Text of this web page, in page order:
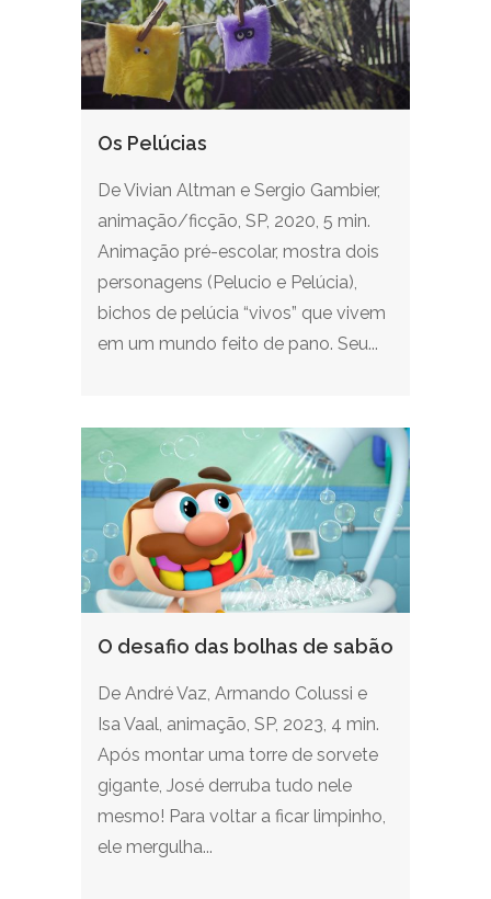
Os Pelúcias
De Vivian Altman e Sergio Gambier,
animação/ficção, SP, 2020, 5 min.
Animação pré-escolar, mostra dois
personagens (Pelucio e Pelúcia),
bichos de pelúcia “vivos” que vivem
em um mundo feito de pano. Seu...
O desafio das bolhas de sabão
De André Vaz, Armando Colussi e
Isa Vaal, animação, SP, 2023, 4 min.
Após montar uma torre de sorvete
gigante, José derruba tudo nele
mesmo! Para voltar a ficar limpinho,
ele mergulha...